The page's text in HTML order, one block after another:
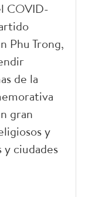
COVID-
Phu Trong,
de la
gran
y
y ciudades